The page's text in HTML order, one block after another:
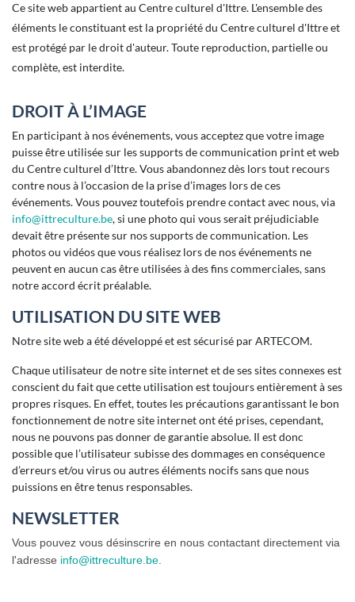
Ce site web appartient au Centre culturel d'Ittre. L'ensemble des
éléments le constituant est la propriété du Centre culturel d'Ittre et
est protégé par le droit d'auteur. Toute reproduction, partielle ou
complète, est interdite.
DROIT À L’IMAGE
En participant à nos événements, vous acceptez que votre image
puisse être utilisée sur les supports de communication print et web
du Centre culturel d’Ittre. Vous abandonnez dès lors tout recours
contre nous à l’occasion de la prise d’images lors de ces
événements. Vous pouvez toutefois prendre contact avec nous, via
info@ittreculture.be, si une photo qui vous serait préjudiciable
devait être présente sur nos supports de communication. Les
photos ou vidéos que vous réalisez lors de nos événements ne
peuvent en aucun cas être utilisées à des fins commerciales, sans
notre accord écrit préalable.
UTILISATION DU SITE WEB
Notre site web a été développé et est sécurisé par ARTECOM.
Chaque utilisateur de notre site internet et de ses sites connexes est
conscient du fait que cette utilisation est toujours entièrement à ses
propres risques. En effet, toutes les précautions garantissant le bon
fonctionnement de notre site internet ont été prises, cependant,
nous ne pouvons pas donner de garantie absolue. Il est donc
possible que l’utilisateur subisse des dommages en conséquence
d’erreurs et/ou virus ou autres éléments nocifs sans que nous
puissions en être tenus responsables.
NEWSLETTER
Vous pouvez vous désinscrire en nous contactant directement via
l'adresse info@ittreculture.be